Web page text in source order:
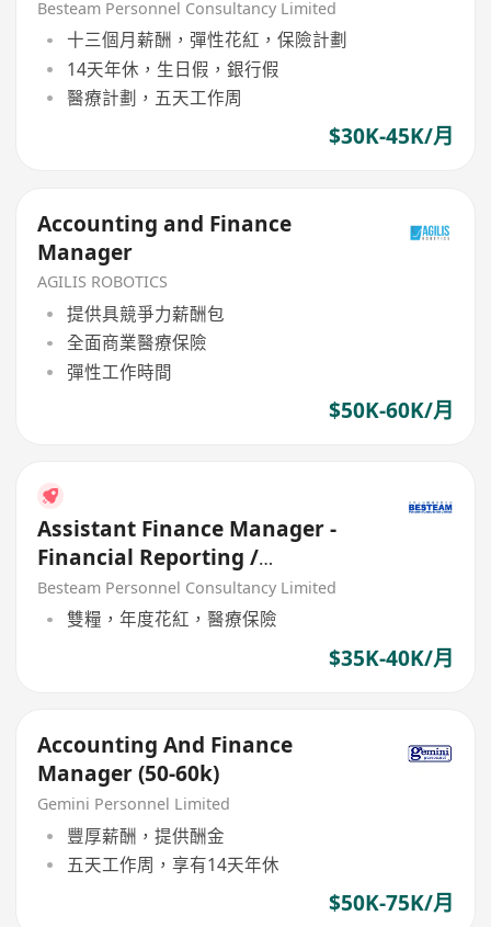
+ Consol / 30-45K)
Besteam Personnel Consultancy Limited
十三個月薪酬，彈性花紅，保險計劃
14天年休，生日假，銀行假
醫療計劃，五天工作周
$30K-45K/月
Accounting and Finance
Manager
AGILIS ROBOTICS
提供具競爭力薪酬包
全面商業醫療保險
彈性工作時間
$50K-60K/月
Assistant Finance Manager -
Financial Reporting /
Consolidation | 35K - 40K
Besteam Personnel Consultancy Limited
雙糧，年度花紅，醫療保險
$35K-40K/月
Accounting And Finance
Manager (50-60k)
Gemini Personnel Limited
豐厚薪酬，提供酬金
五天工作周，享有14天年休
$50K-75K/月